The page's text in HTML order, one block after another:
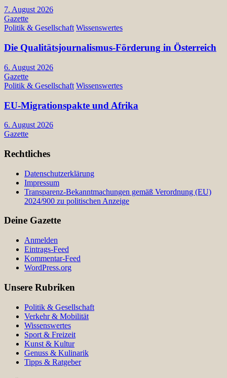
7. August 2026
Gazette
Politik & Gesellschaft Wissenswertes
Die Qualitätsjournalismus-Förderung in Österreich
6. August 2026
Gazette
Politik & Gesellschaft Wissenswertes
EU-Migrationspakte und Afrika
6. August 2026
Gazette
Rechtliches
Datenschutzerklärung
Impressum
Transparenz-Bekanntmachungen gemäß Verordnung (EU)
2024/900 zu politischen Anzeige
Deine Gazette
Anmelden
Eintrags-Feed
Kommentar-Feed
WordPress.org
Unsere Rubriken
Politik & Gesellschaft
Verkehr & Mobilität
Wissenswertes
Sport & Freizeit
Kunst & Kultur
Genuss & Kulinarik
Tipps & Ratgeber